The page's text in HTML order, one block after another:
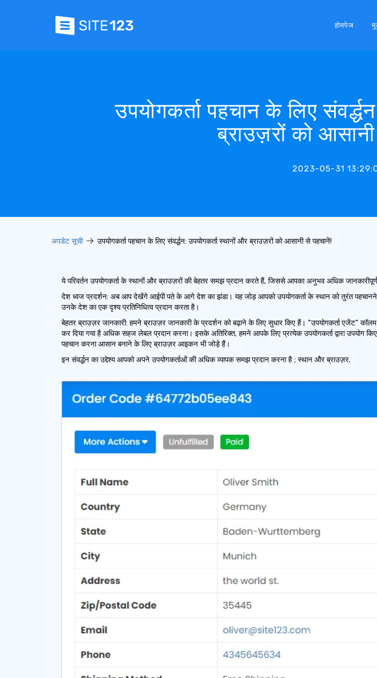
होमपेज
उपयोगकर्ता पहचान के लिए
ब्राउज़रों को
2023-05-31
अपडेट सूची उपयोगकर्ता पहचान के लिए संवर्द्धन: उपयोगकर्ता स्थानों और ब्राउज़रों को आसानी से पहचानें!
ये परिवर्तन उपयोगकर्ता के स्थानों और ब्राउज़रों की बेहतर समझ प्रदान करते हैं, जिससे आपका अनुभव अधिक जानकारीपूर्ण
देश ध्वज प्रदर्शन: अब आप देखेंगे आईपी ​​पते के आगे देश का झंडा। यह जोड़ आपको उपयोगकर्ता के स्थान को तुरंत
उनके देश का एक दृश्य प्रतिनिधित्व प्रदान करता है।
बेहतर ब्राउज़र जानकारी: हमने ब्राउज़र जानकारी के प्रदर्शन को बढ़ाने के लिए सुधार किए हैं। "उपयोगकर्ता एजेंट"
कर दिया गया है अधिक सहज लेबल प्रदान करना। इसके अतिरिक्त, हमने आपके लिए प्रत्येक उपयोगकर्ता द्वारा उपयोग
पहचान करना आसान बनाने के लिए ब्राउज़र आइकन भी जोड़े हैं।
इन संवर्द्धन का उद्देश्य आपको अपने उपयोगकर्ताओं की अधिक व्यापक समझ प्रदान करना है ; स्थान और ब्राउज़र.